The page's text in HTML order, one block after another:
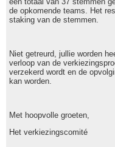
de opkomende teams. Het
staking van de stemmen.
Niet getreurd, jullie worden
verloop van de
verzekerd wordt en de
kan worden.
Met hoopvolle groeten,
Het verkiezingscomité